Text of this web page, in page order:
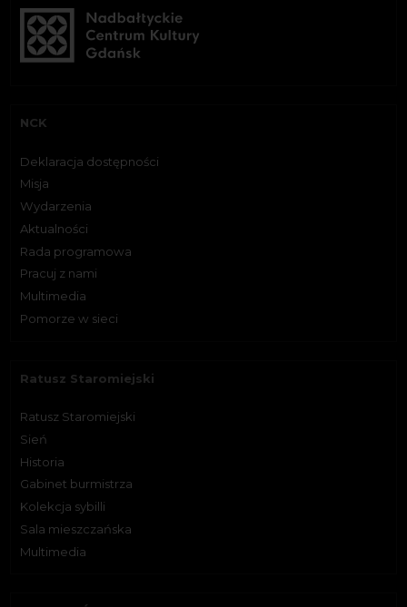
NCK
Deklaracja dostępności
Misja
Wydarzenia
Aktualności
Rada programowa
Pracuj z nami
Multimedia
Pomorze w sieci
Ratusz Staromiejski
Ratusz Staromiejski
Sień
Historia
Gabinet burmistrza
Kolekcja sybilli
Sala mieszczańska
Multimedia